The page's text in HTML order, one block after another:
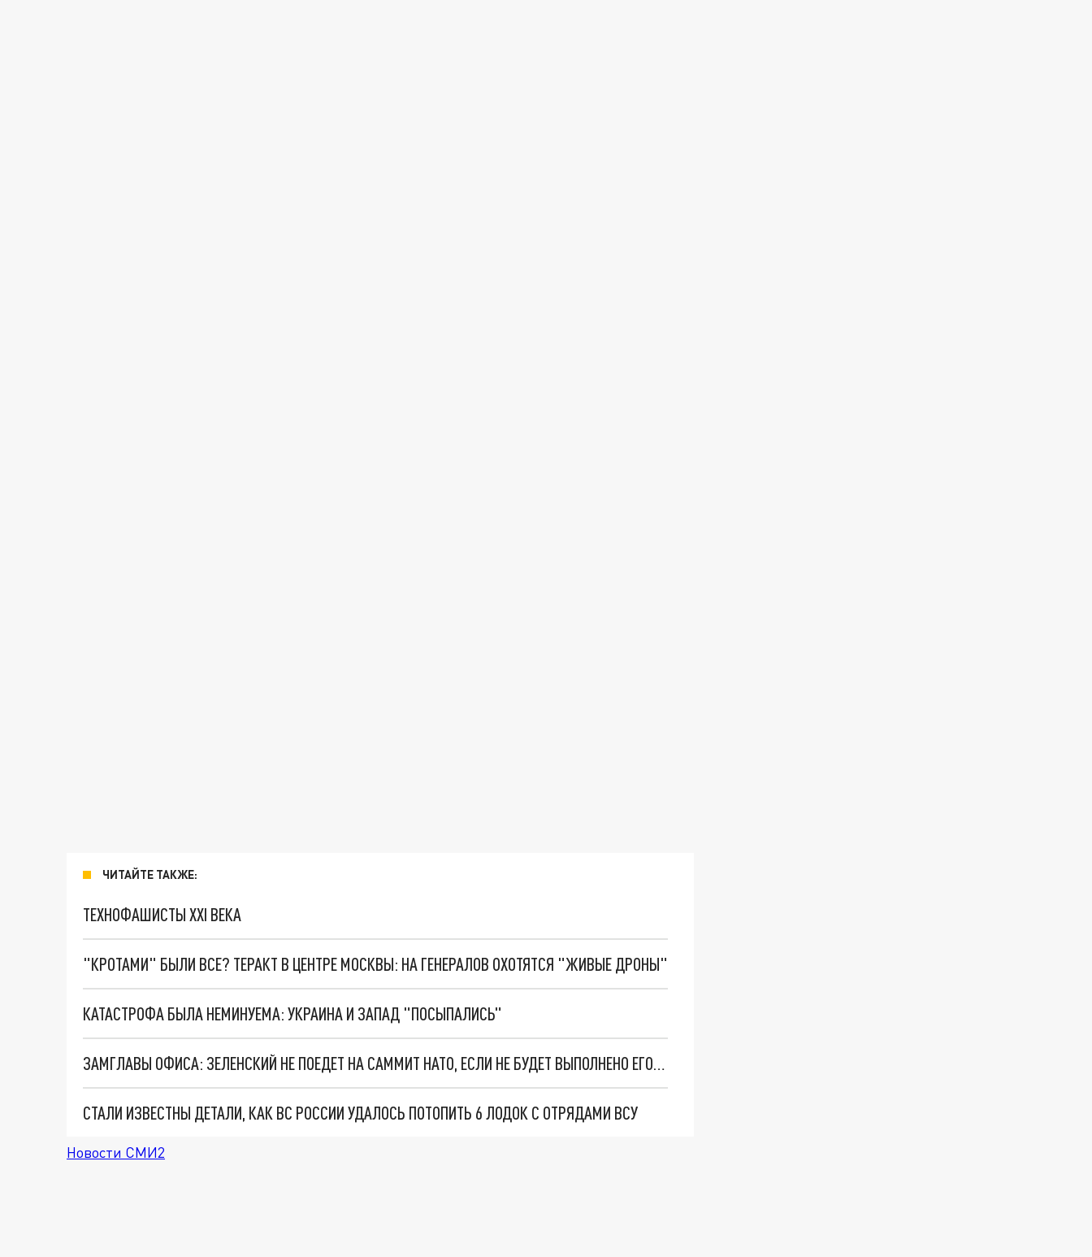
ЧИТАЙТЕ ТАКЖЕ:
ТЕХНОФАШИСТЫ XXI ВЕКА
"КРОТАМИ" БЫЛИ ВСЕ? ТЕРАКТ В ЦЕНТРЕ МОСКВЫ: НА ГЕНЕРАЛОВ ОХОТЯТСЯ "ЖИВЫЕ ДРОНЫ"
КАТАСТРОФА БЫЛА НЕМИНУЕМА: УКРАИНА И ЗАПАД "ПОСЫПАЛИСЬ"
ЗАМГЛАВЫ ОФИСА: ЗЕЛЕНСКИЙ НЕ ПОЕДЕТ НА САММИТ НАТО, ЕСЛИ НЕ БУДЕТ ВЫПОЛНЕНО ЕГО УСЛОВИЕ
СТАЛИ ИЗВЕСТНЫ ДЕТАЛИ, КАК ВС РОССИИ УДАЛОСЬ ПОТОПИТЬ 6 ЛОДОК С ОТРЯДАМИ ВСУ
Новости СМИ2